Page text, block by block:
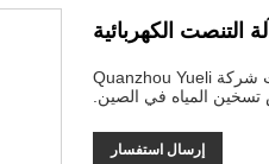
آلة التنصت الكهربائية
يتم تقديم آلة التنصت الكهربائية عالية الجودة من قبل الشركة المصنعة الصينية YueLi. تأسست شركة Quanzhou Yueli
إرسال استفسار